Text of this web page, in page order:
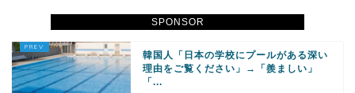
SPONSOR
韓国人「日本の学校にプールがある深い
理由をご覧ください」→「羨ましい」
「...